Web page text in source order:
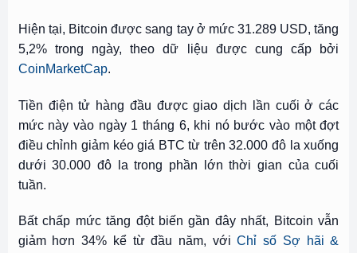
Hiện tại, Bitcoin được sang tay ở mức 31.289 USD, tăng
5,2% trong ngày, theo dữ liệu được cung cấp bởi
CoinMarketCap.
Tiền điện tử hàng đầu được giao dịch lần cuối ở các
mức này vào ngày 1 tháng 6, khi nó bước vào một đợt
điều chỉnh giảmkéo giá BTC từ trên 32.000 đô la xuống
dưới 30.000 đô la trong phần lớn thời gian của cuối
tuần.
Bất chấp mức tăng đột biến gần đây nhất, Bitcoin vẫn
giảm hơn 34% kể từ đầu năm, vớiChỉ số Sợ hãi &